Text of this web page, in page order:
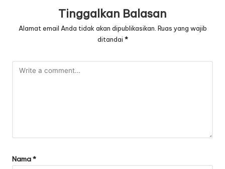
Tinggalkan Balasan
Alamat email Anda tidak akan dipublikasikan. Ruas yang wajib
ditandai *
Nama*